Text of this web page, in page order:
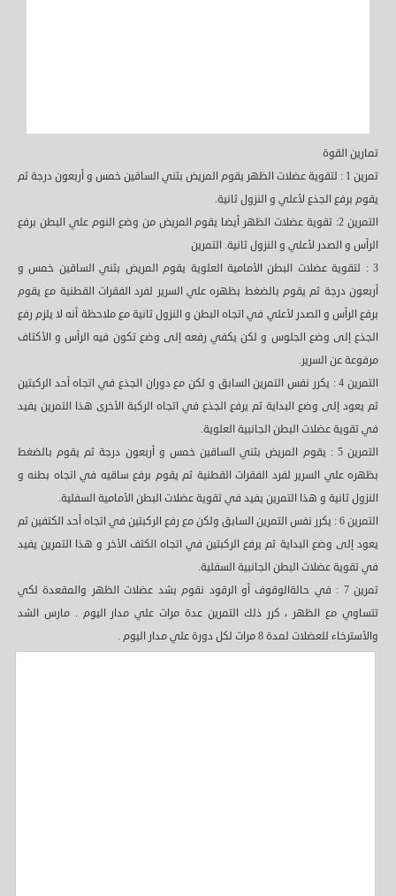
تمارين القوة
تمرين 1 : لتقوية عضلات الظهر يقوم المريض بثني الساقين خمس و أربعون درجة ثم
يقوم برفع الجذع لأعلي و النزول ثانية.
التمرين 2: تقوية عضلات الظهر أيضا يقوم المريض من وضع النوم علي البطن برفع
الرأس و الصدر لأعلي و النزول ثانية. التمرين
3 : لتقوية عضلات البطن الأمامية العلوية يقوم المريض بثني الساقين خمس و
أربعون درجة ثم يقوم بالضغط بظهره علي السرير لفرد الفقرات القطنية مع يقوم
برفع الرأس و الصدر لأعلي في اتجاه البطن و النزول ثانية مع ملاحظة أنه لا يلزم رفع
الجذع إلى وضع الجلوس و لكن يكفي رفعه إلى وضع تكون فيه الرأس و الأكتاف
مرفوعة عن السرير.
التمرين 4 : يكرر نفس التمرين السابق و لكن مع دوران الجذع في اتجاه أحد الركبتين
ثم يعود إلى وضع البداية ثم يرفع الجذع في اتجاه الركبة الأخرى هذا التمرين يفيد
في تقوية عضلات البطن الجانبية العلوية.
التمرين 5 : يقوم المريض بثني الساقين خمس و أربعون درجة ثم يقوم بالضغط
بظهره علي السرير لفرد الفقرات القطنية ثم يقوم برفع ساقيه في اتجاه بطنه و
النزول ثانية و هذا التمرين يفيد في تقوية عضلات البطن الأمامية السفلية.
التمرين 6 : يكرر نفس التمرين السابق ولكن مع رفع الركبتين في اتجاه أحد الكتفين ثم
يعود إلى وضع البداية ثم يرفع الركبتين في اتجاه الكتف الأخر و هذا التمرين يفيد
في تقوية عضلات البطن الجانبية السفلية.
تمرين 7 : في حالةالوقوف أو الرقود نقوم بشد عضلات الظهر والمقعدة لكي
تتساوي مع الظهر ، كرر ذلك التمرين عدة مرات علي مدار اليوم . مارس الشد
والأسترخاء للعضلات لمدة 8 مرات لكل دورة علي مدار اليوم .